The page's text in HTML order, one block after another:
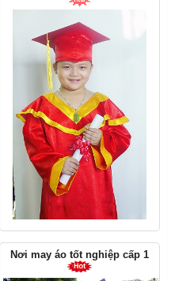
Nơi may áo tốt nghiệp cấp 1